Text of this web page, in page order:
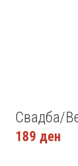
Свадба/
189 ден